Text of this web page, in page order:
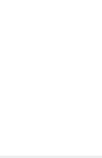
dat in het bijzijn van